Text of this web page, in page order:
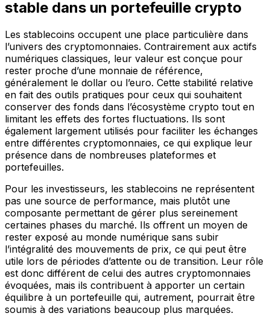
stable dans un portefeuille crypto
Les stablecoins occupent une place particulière dans
l’univers des cryptomonnaies. Contrairement aux actifs
numériques classiques, leur valeur est conçue pour
rester proche d’une monnaie de référence,
généralement le dollar ou l’euro. Cette stabilité relative
en fait des outils pratiques pour ceux qui souhaitent
conserver des fonds dans l’écosystème crypto tout en
limitant les effets des fortes fluctuations. Ils sont
également largement utilisés pour faciliter les échanges
entre différentes cryptomonnaies, ce qui explique leur
présence dans de nombreuses plateformes et
portefeuilles.
Pour les investisseurs, les stablecoins ne représentent
pas une source de performance, mais plutôt une
composante permettant de gérer plus sereinement
certaines phases du marché. Ils offrent un moyen de
rester exposé au monde numérique sans subir
l’intégralité des mouvements de prix, ce qui peut être
utile lors de périodes d’attente ou de transition. Leur rôle
est donc différent de celui des autres cryptomonnaies
évoquées, mais ils contribuent à apporter un certain
équilibre à un portefeuille qui, autrement, pourrait être
soumis à des variations beaucoup plus marquées.